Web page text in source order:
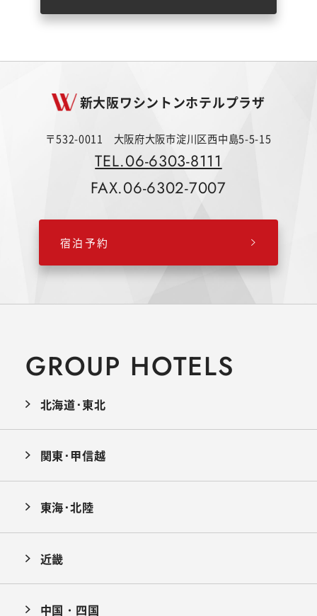
新大阪ワシントンホテルプラザ
〒532-0011 大阪府大阪市淀川区西中島5-5-15
TEL.06-6303-8111
FAX.06-6302-7007
宿泊予約
GROUP HOTELS
北海道･東北
関東･甲信越
東海･北陸
近畿
中国・四国